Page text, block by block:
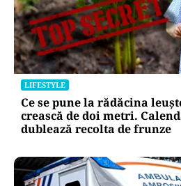
LIFESTYLE
Ce se pune la rădăcina
crească de doi metri.
dublează recolta de frunze